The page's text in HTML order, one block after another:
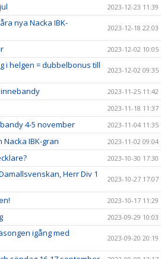
2023-12-23 11:39
nya Nacka IBK-
2023-12-18 22:03
2023-12-02 10:05
i helgen = dubbelbonus till
2023-12-02 09:35
2023-11-25 11:42
2023-11-18 11:37
4-5 november 2023-11-04 11:35
IBK-gran 2023-11-02 09:04
2023-10-30 17:30
Herr Div 1
2023-10-27 17:07
2023-10-17 11:29
2023-09-29 10:03
igång med
2023-09-20 20:19